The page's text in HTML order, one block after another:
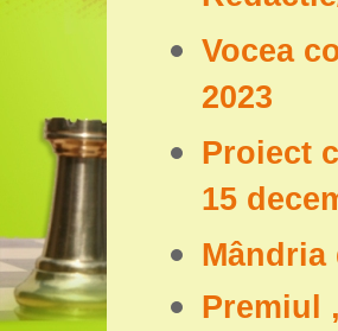
Vocea
2023
Proiect
15
Mândria
Premiul